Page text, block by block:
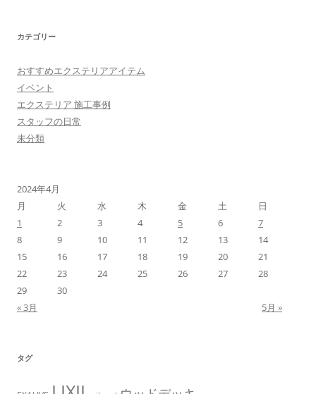
カテゴリー
おすすめエクステリアアイテム
イベント
エクステリア 施工事例
スタッフの日常
未分類
2024年4月
月
火 水 木 金 土
日
1
2 3 4 5 6
7
8
9 10 11 12 13
14
15
16 17 18 19 20
21
22
23 24 25 26 27
28
29
30
« 3月
5月 »
タグ